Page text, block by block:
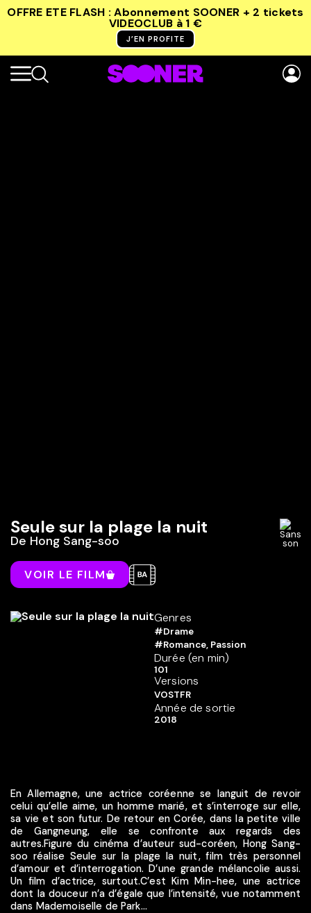
OFFRE ETE FLASH : Abonnement SOONER + 2 tickets
VIDEOCLUB à 1 €
J’EN PROFITE
Seule sur la plage la nuit
De Hong Sang-soo
VOIR LE FILM
Genres
#Drame
#Romance, Passion
Durée (en min)
101
Versions
VOSTFR
Année de sortie
2018
En Allemagne, une actrice coréenne se languit de revoir
celui qu’elle aime, un homme marié, et s’interroge sur elle,
sa vie et son futur. De retour en Corée, dans la petite ville
de Gangneung, elle se confronte aux regards des
autres.Figure du cinéma d’auteur sud-coréen, Hong Sang-
soo réalise Seule sur la plage la nuit, film très personnel
d’amour et d’interrogation. D’une grande mélancolie aussi.
Un film d’actrice, surtout.C’est Kim Min-hee, une actrice
dont la douceur n’a d’égale que l’intensité, vue notamment
dans Mademoiselle de Park...